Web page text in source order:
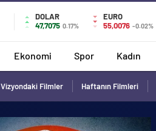
DOLAR
47,7075 0.17%
EURO
55,0076 -0.02%
Ekonomi Spor Kadın
Vizyondaki Filmler Haftanın Filmleri